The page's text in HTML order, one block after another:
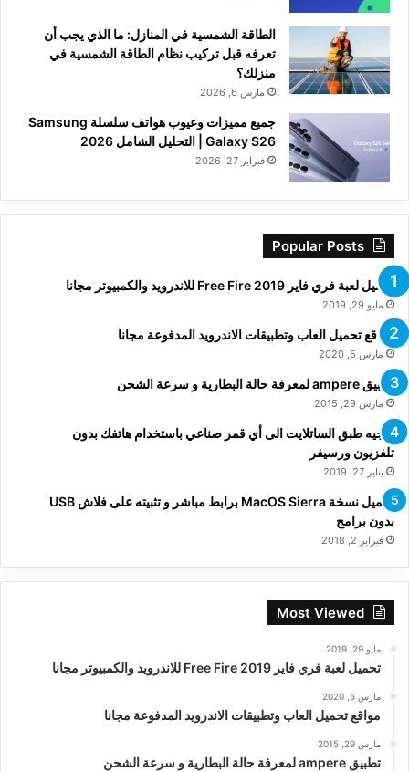
الطاقة الشمسية في المنازل: ما الذي يجب أن
تعرفه قبل تركيب نظام الطاقة الشمسية في
منزلك؟
مارس 6, 2026
جميع مميزات وعيوب هواتف سلسلة Samsung
Galaxy S26 | التحليل الشامل 2026
فبراير 27, 2026
Popular Posts
تحميل لعبة فري فاير Free Fire 2019 للاندرويد والكمبيوتر مجانا
مايو 29, 2019
مواقع تحميل العاب وتطبيقات الاندرويد المدفوعة مجانا
مارس 5, 2020
تطبيق ampere لمعرفة حالة البطارية و سرعة الشحن
مارس 29, 2015
توجيه طبق الساتلايت الى أي قمر صناعي باستخدام هاتفك بدون
تلفزيون ورسيفر
يناير 27, 2019
تحميل نسخة MacOS Sierra برابط مباشر و تثبيته على فلاش USB
بدون برامج
فبراير 2, 2018
Most Viewed
مايو 29, 2019
تحميل لعبة فري فاير Free Fire 2019 للاندرويد والكمبيوتر مجانا
مارس 5, 2020
مواقع تحميل العاب وتطبيقات الاندرويد المدفوعة مجانا
مارس 29, 2015
تطبيق ampere لمعرفة حالة البطارية و سرعة الشحن